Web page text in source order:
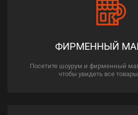
ФИРМЕННЫЙ
Посетите шоурум и фирменный
чтобы увидеть все